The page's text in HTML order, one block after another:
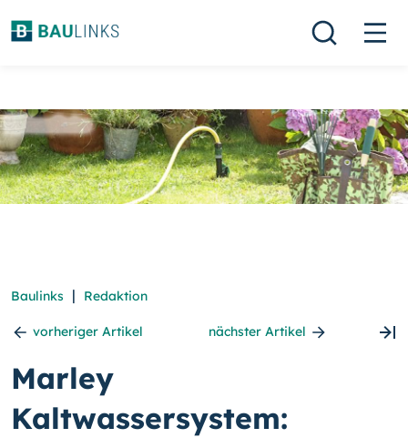
Baulinks | Redaktion
vorheriger Artikel nächster Artikel
Marley
Kaltwassersystem: